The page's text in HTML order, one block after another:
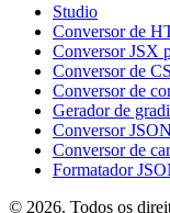
Studio
Conversor de
Conversor JSX
Conversor de
Conversor de
Gerador de
Conversor
Conversor de
Formatador
© 2026. Todos os